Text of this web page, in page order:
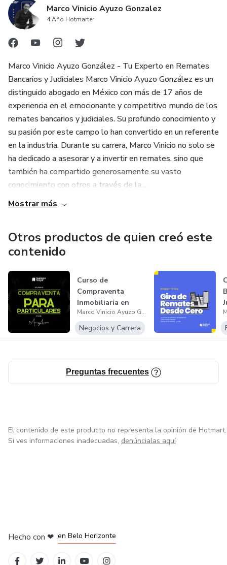
patrimonio o simplemente tomar el control de sus
decisiones inmobiliarias.
✅ Sin lenguaje complicado
✅ Sin promesas falsas
✅ Con ejemplos reales y asesoría clara
Invierte con inteligencia. Construye tu patrimonio.
Marco Vinicio Ayuzo Gonzalez
4 Año Hotmarter
Marco Vinicio Ayuzo González - Tu Experto en Remates
Bancarios y Judiciales Marco Vinicio Ayuzo González es un
distinguido abogado en México con más de 17 años de
experiencia en el emocionante y competitivo mundo de los
remates bancarios y judiciales. Su profundo conocimiento y
su pasión por este campo lo han convertido en un referente
en la industria. Durante su carrera, Marco Vinicio no solo se
ha dedicado a asesorar y a invertir en remates, sino que
también ha compartido generosamente su vasto
conocimiento con otros a través de la ...
Mostrar más
Otros productos de quien creó este
contenido
Curso de
Compraventa
Inmobiliaria en
México
Marco Vinicio Ayuzo Gonzalez
Negocios y Carrera
Preguntas frecuentes
El contenido de este producto no representa la opinión de Hotmart.
Si ves informaciones inadecuadas, denúncialas aquí
Hecho con ❤ en Belo Horizonte